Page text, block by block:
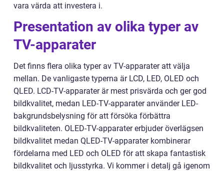
vara värda att investera i.
Presentation av olika typer av
TV-apparater
Det finns flera olika typer av TV-apparater att välja
mellan. De vanligaste typerna är LCD, LED, OLED och
QLED. LCD-TV-apparater är mest prisvärda och ger god
bildkvalitet, medan LED-TV-apparater använder LED-
bakgrundsbelysning för att försöka förbättra
bildkvaliteten. OLED-TV-apparater erbjuder överlägsen
bildkvalitet medan QLED-TV-apparater kombinerar
fördelarna med LED och OLED för att skapa fantastisk
bildkvalitet och ljusstyrka. Vi kommer i detalj gå igenom